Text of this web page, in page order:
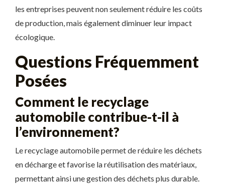
les entreprises peuvent non seulement réduire les coûts
de production, mais également diminuer leur impact
écologique.
Questions Fréquemment
Posées
Comment le recyclage
automobile contribue-t-il à
l’environnement?
Le recyclage automobile permet de réduire les déchets
en décharge et favorise la réutilisation des matériaux,
permettant ainsi une gestion des déchets plus durable.